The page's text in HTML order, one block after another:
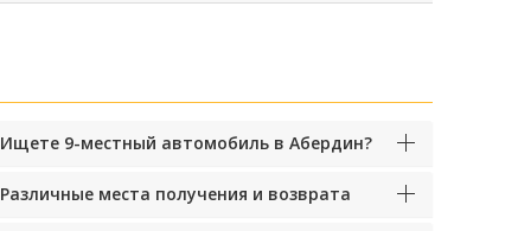
Ищете 9-местный автомобиль в Абердин?
Различные места получения и возврата